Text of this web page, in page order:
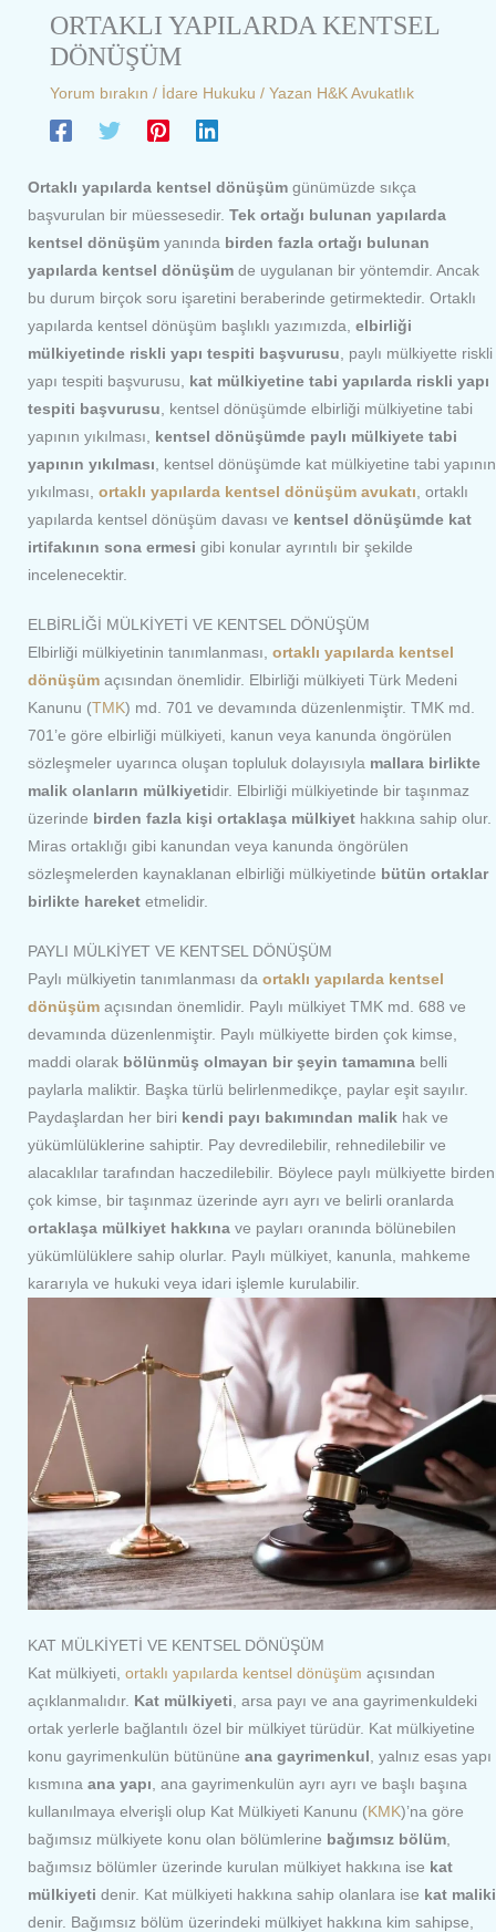
ORTAKLI YAPILARDA KENTSEL
DÖNÜŞÜM
Yorum bırakın / İdare Hukuku / Yazan H&K Avukatlık
Ortaklı yapılarda kentsel dönüşüm günümüzde sıkça
başvurulan bir müessesedir. Tek ortağı bulunan yapılarda
kentsel dönüşüm yanında birden fazla ortağı bulunan
yapılarda kentsel dönüşüm de uygulanan bir yöntemdir. Ancak
bu durum birçok soru işaretini beraberinde getirmektedir. Ortaklı
yapılarda kentsel dönüşüm başlıklı yazımızda, elbirliği
mülkiyetinde riskli yapı tespiti başvurusu , paylı mülkiyette riskli
yapı tespiti başvurusu,
kat mülkiyetine tabi yapılarda riskli yapı
tespiti başvurusu , kentsel dönüşümde elbirliği mülkiyetine tabi
yapının yıkılması,
kentsel dönüşümde paylı mülkiyete tabi
yapının yıkılması , kentsel dönüşümde kat mülkiyetine tabi yapının
yıkılması, ortaklı yapılarda kentsel dönüşüm avukatı , ortaklı
yapılarda kentsel dönüşüm davası ve kentsel dönüşümde kat
irtifakının sona ermesi gibi konular ayrıntılı bir şekilde
incelenecektir.
ELBİRLİĞİ MÜLKİYETİ VE KENTSEL DÖNÜŞÜM
Elbirliği mülkiyetinin tanımlanması, ortaklı yapılarda kentsel
dönüşüm açısından önemlidir. Elbirliği mülkiyeti Türk Medeni
Kanunu (TMK) md. 701 ve devamında düzenlenmiştir. TMK md.
701’e göre elbirliği mülkiyeti, kanun veya kanunda öngörülen
sözleşmeler uyarınca oluşan topluluk dolayısıyla mallara birlikte
malik olanların mülkiyetidir. Elbirliği mülkiyetinde bir taşınmaz
üzerinde birden fazla kişi ortaklaşa mülkiyet hakkına sahip olur.
Miras ortaklığı gibi kanundan veya kanunda öngörülen
sözleşmelerden kaynaklanan elbirliği mülkiyetinde bütün ortaklar
birlikte hareket etmelidir.
PAYLI MÜLKİYET VE KENTSEL DÖNÜŞÜM
Paylı mülkiyetin tanımlanması da ortaklı yapılarda kentsel
dönüşüm açısından önemlidir. Paylı mülkiyet TMK md. 688 ve
devamında düzenlenmiştir. Paylı mülkiyette birden çok kimse,
maddi olarak bölünmüş olmayan birşeyin tamamına belli
paylarla maliktir. Başka türlü belirlenmedikçe, paylar eşit sayılır.
Paydaşlardan her biri kendi payı bakımından malik hak ve
yükümlülüklerine sahiptir. Pay devredilebilir, rehnedilebilir ve
alacaklılar tarafından haczedilebilir. Böylece paylı mülkiyette birden
çok kimse, bir taşınmaz üzerinde ayrı ayrı ve belirli oranlarda
ortaklaşa mülkiyet hakkına ve payları oranında bölünebilen
yükümlülüklere sahip olurlar. Paylı mülkiyet, kanunla, mahkeme
kararıyla ve hukuki veya idari işlemle kurulabilir.
KAT MÜLKİYETİ VE KENTSEL DÖNÜŞÜM
Kat mülkiyeti, ortaklı yapılarda kentsel dönüşüm açısından
açıklanmalıdır. Kat mülkiyeti , arsa payı ve ana gayrimenkuldeki
ortak yerlerle bağlantılı özel bir mülkiyet türüdür. Kat mülkiyetine
konu gayrimenkulün bütününe ana gayrimenkul , yalnız esas yapı
kısmına ana yapı , ana gayrimenkulün ayrı ayrı ve başlı başına
kullanılmaya elverişli olup Kat Mülkiyeti Kanunu (KMK)’na göre
bağımsız mülkiyete konu olan bölümlerine bağımsız bölüm
bağımsız bölümler üzerinde kurulan mülkiyet hakkına ise kat
mülkiyeti denir. Kat mülkiyeti hakkına sahip olanlara ise kat maliki
denir. Bağımsız bölüm üzerindeki mülkiyet hakkına kim sahipse,